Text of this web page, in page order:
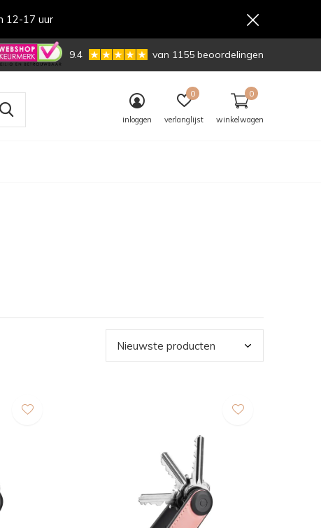
inloggen verlanglijst
0
winkelwagen
0
9.4 van 1155 beoordelingen
12-17 uur